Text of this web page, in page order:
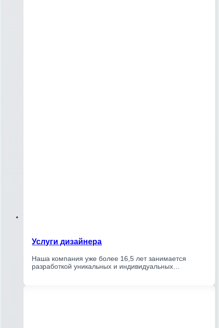
Услуги дизайнера
Наша компания уже более 16,5 лет занимается
разработкой уникальных и индивидуальных…